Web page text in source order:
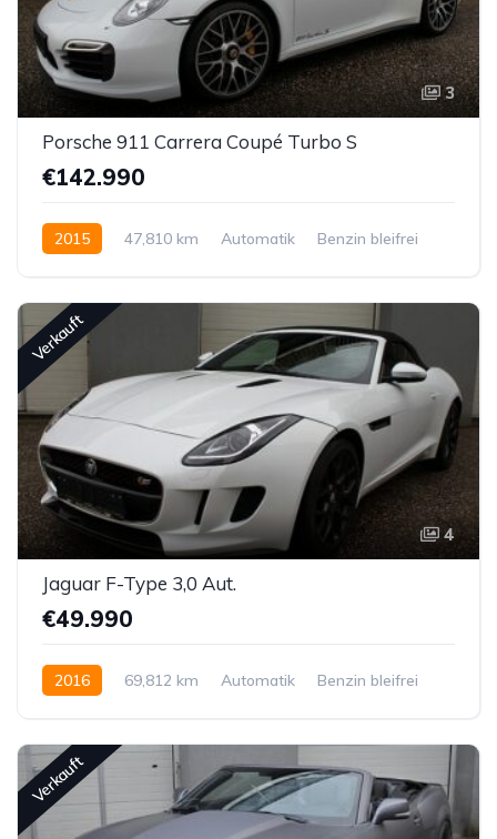
3
Porsche 911 Carrera Coupé Turbo S
€142.990
2015 47,810 km Automatik
Benzin bleifrei
Verkauft
4
Jaguar F-Type 3,0 Aut.
€49.990
2016 69,812 km Automatik
Benzin bleifrei
Verkauft